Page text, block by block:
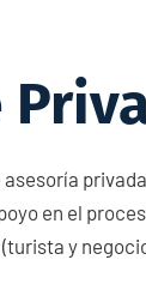
asesoría
en el
y